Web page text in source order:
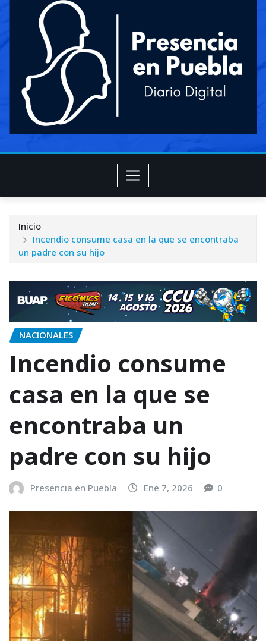
Inicio
Incendio consume casa en la que se encontraba
un padre con su hijo
NACIONALES
Incendio consume
casa en la que se
encontraba un
padre con su hijo
Presencia en Puebla Ene 7, 2026 0